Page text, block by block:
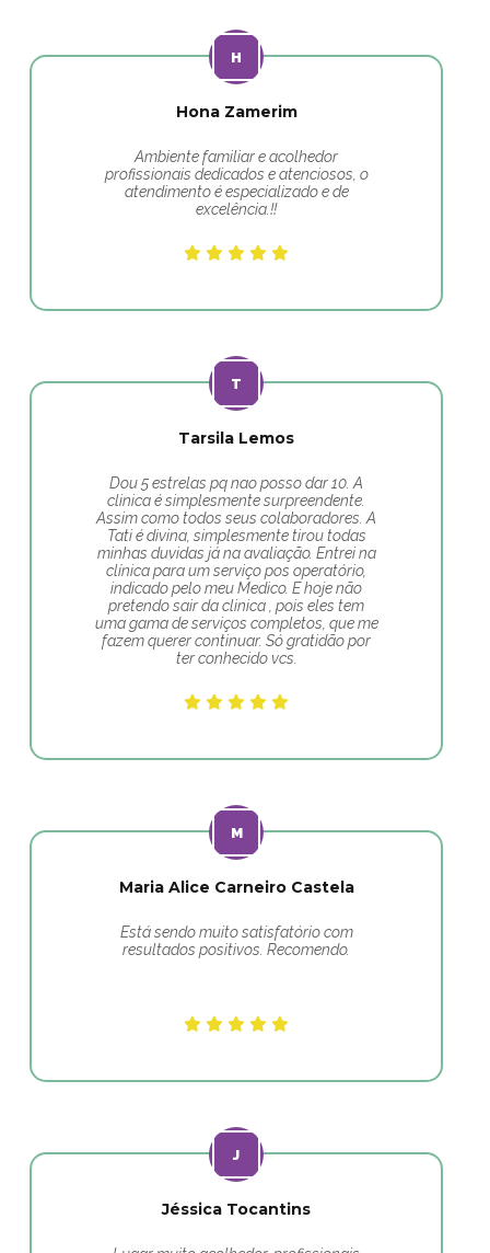
Hona Zamerim
Ambiente familiar e acolhedor
profissionais dedicados e atenciosos, o
atendimento é especializado e de
excelência.!!
Tarsila Lemos
Dou 5 estrelas pq nao posso dar 10. A
clinica é simplesmente surpreendente.
Assim como todos seus colaboradores. A
Tati é divina, simplesmente tirou todas
minhas duvidas já na avaliação. Entrei na
clínica para um serviço pos operatório,
indicado pelo meu Medico. E hoje não
pretendo sair da clinica , pois eles tem
uma gama de serviços completos, que me
fazem querer continuar. Só gratidão por
ter conhecido vcs.
Maria Alice Carneiro Castela
Está sendo muito satisfatório com
resultados positivos. Recomendo.
Jéssica Tocantins